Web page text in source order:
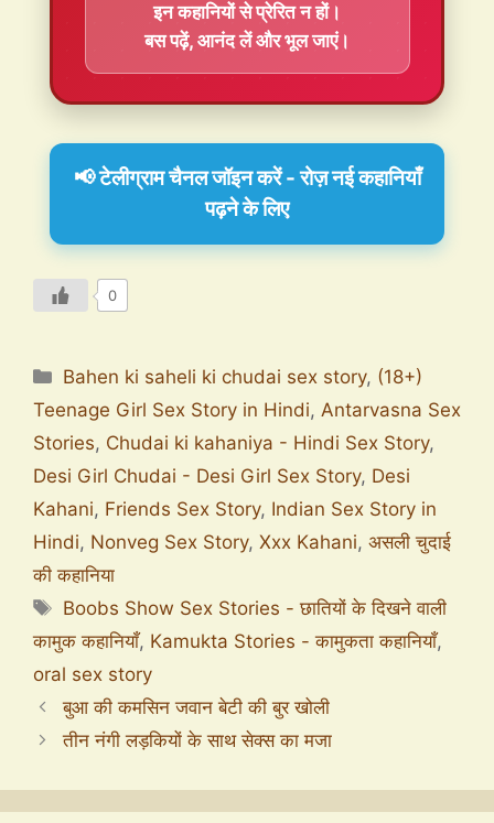
इन कहानियों से प्रेरित न हों।
बस पढ़ें, आनंद लें और भूल जाएं।
📢 टेलीग्राम चैनल जॉइन करें - रोज़ नई कहानियाँ
पढ़ने के लिए
0
Bahen ki saheli ki chudai sex story, (18+)
Teenage Girl Sex Story in Hindi, Antarvasna Sex
Stories, Chudai ki kahaniya - Hindi Sex Story,
Desi Girl Chudai - Desi Girl Sex Story, Desi
Kahani, Friends Sex Story, Indian Sex Story in
Hindi, Nonveg Sex Story, Xxx Kahani, असली चुदाई
की कहानिया
Boobs Show Sex Stories - छातियों के दिखने वाली
कामुक कहानियाँ, Kamukta Stories - कामुकता कहानियाँ,
oral sex story
बुआ की कमसिन जवान बेटी की बुर खोली
तीन नंगी लड़कियों के साथ सेक्स का मजा